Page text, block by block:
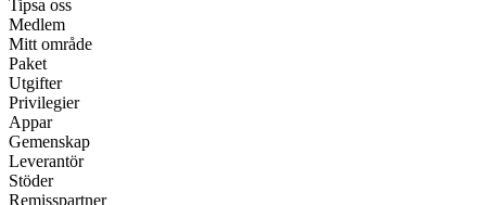
Tipsa oss
Medlem
Mitt område
Paket
Utgifter
Privilegier
Appar
Gemenskap
Leverantör
Stöder
Remisspartner